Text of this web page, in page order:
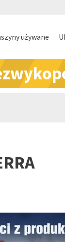
używane